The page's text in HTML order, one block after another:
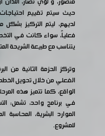
حيث سيتم تقييم
لديهم، ليتم التركيز
فعلياً، سواء كانت في
يتناسب مع طبيعة الشريحة
الفعلي من خلال تحويل
الواقع، كما تتميز هذه
في برنامج واحد، تشمل:
الموارد البشرية، المحاسبة
للمشروع.